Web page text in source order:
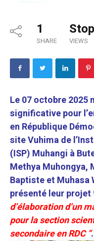
1
SHARE VIEWS
Le 07 octobre 2025
significative pour
en République
site Vuhima de
(ISP) Muhangi à
Methya Muhongya,
Baptiste et Muhasa
présenté leur
d’élaboration d’un
pour la section
secondaire en RDC ”.